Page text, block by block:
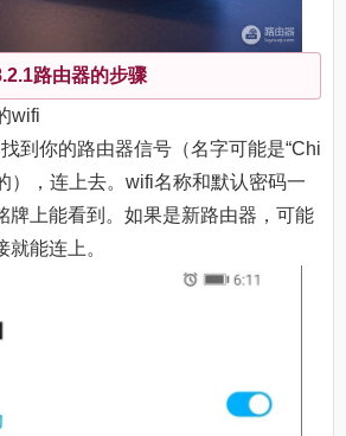
路由器的步骤
wifi
到你的路由器信号（名字可能是“Chi
），连上去。wifi名称和默认密码一
牌上能看到。如果是新路由器，可能
能连上。